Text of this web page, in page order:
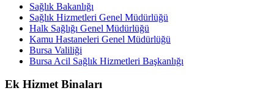
Sağlık Bakanlığı
Sağlık Hizmetleri Genel Müdürlüğü
Halk Sağlığı Genel Müdürlüğü
Kamu Hastaneleri Genel Müdürlüğü
Bursa Valiliği
Bursa Acil Sağlık Hizmetleri Başkanlığı
Ek Hizmet Binaları